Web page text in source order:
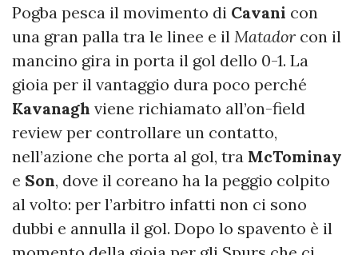
Pogba pesca il movimento di Cavani con
una gran palla tra le linee e il Matador con il
mancino gira in porta il gol dello 0-1. La
gioia per il vantaggio dura poco perché
Kavanagh viene richiamato all’on-field
review per controllare un contatto,
nell’azione che porta al gol, tra McTominay
e Son, dove il coreano ha la peggio colpito
al volto: per l’arbitro infatti non ci sono
dubbi e annulla il gol. Dopo lo spavento è il